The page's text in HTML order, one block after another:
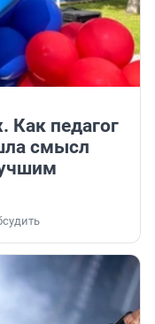
Как педагог
смысл